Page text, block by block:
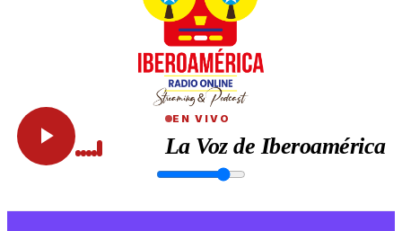
EN VIVO
La Voz de Iberoamérica